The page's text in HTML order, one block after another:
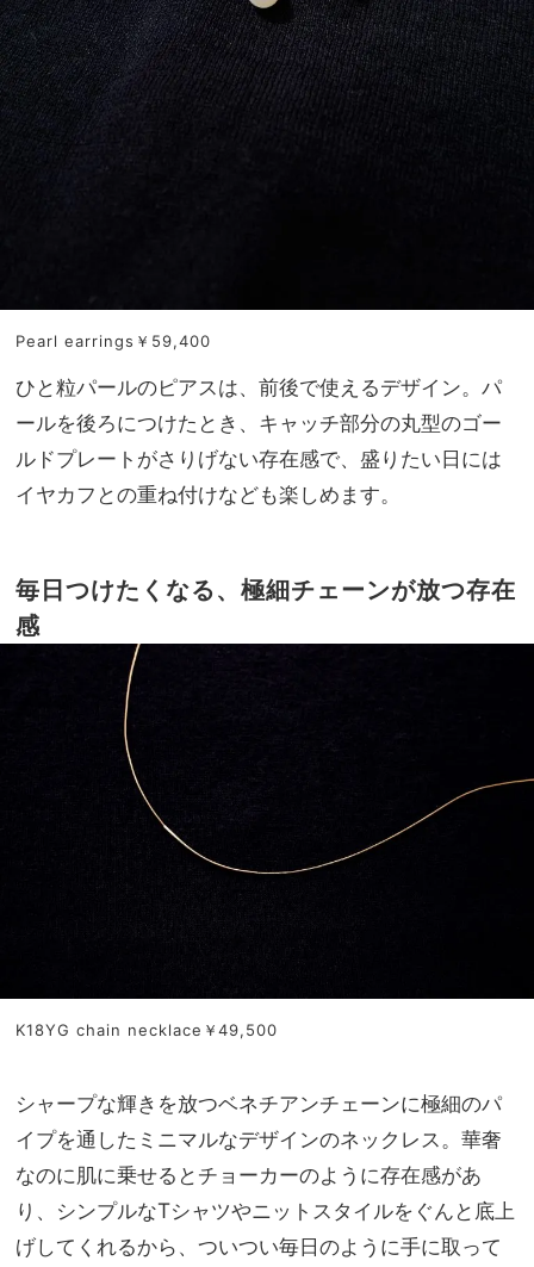
Pearl earrings￥59,400
ひと粒パールのピアスは、前後で使えるデザイン。パ
ールを後ろにつけたとき、キャッチ部分の丸型のゴー
ルドプレートがさりげない存在感で、盛りたい日には
イヤカフとの重ね付けなども楽しめます。
毎日つけたくなる、極細チェーンが放つ存在
感
K18YG chain necklace￥49,500
シャープな輝きを放つベネチアンチェーンに極細のパ
イプを通したミニマルなデザインのネックレス。華奢
なのに肌に乗せるとチョーカーのように存在感があ
り、シンプルなTシャツやニットスタイルをぐんと底上
げしてくれるから、ついつい毎日のように手に取って